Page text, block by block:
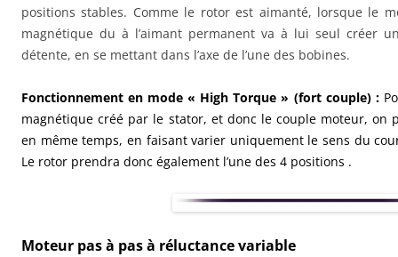
positions stables. Comme le rotor est aimanté, lorsque le
magnétique du à l’aimant permanent va à lui seul créer
détente, en se mettant dans l’axe de l’une des bobines.
Fonctionnement en mode « High Torque » (fort couple) :
magnétique créé par le stator, et donc le couple moteur, on
en même temps, en faisant varier uniquement le sens du
Le rotor prendra donc également l’une des 4 positions .
Moteur pas à pas à réluctance variable